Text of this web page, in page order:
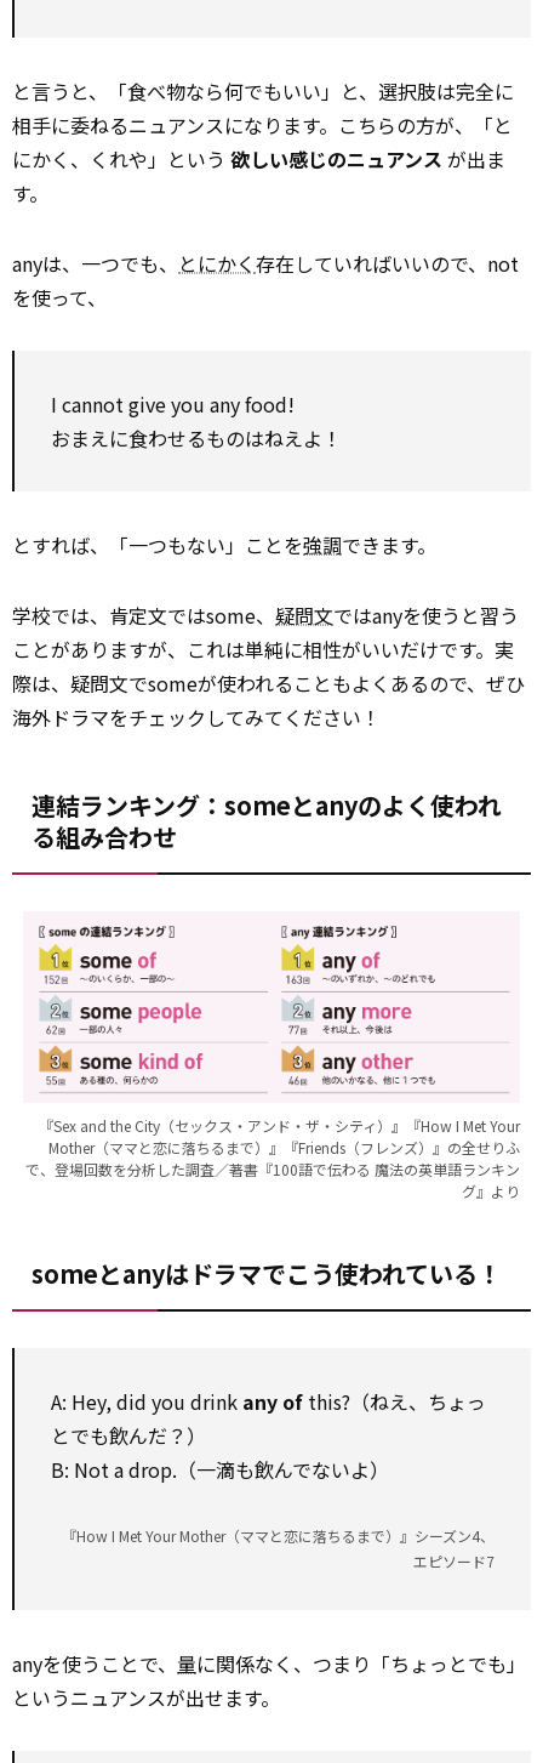
と言うと、「食べ物なら何でもいい」と、選択肢は完全に
相手に委ねるニュアンスになります。こちらの方が、「と
にかく、くれや」という 欲しい感じのニュアンス が出ま
す。
anyは、一つでも、 とにかく存在していればいいので、not
を使って、
I cannot give you any food!
おまえに食わせるものはねえよ！
とすれば、「一つもない」ことを強調できます。
学校では、肯定文ではsome、 疑問文ではanyを使うと習う
ことがありますが、これは単純に相性がいいだけです。実
際は、疑問文でsomeが使われることもよくあるので、ぜひ
海外ドラマをチェックしてみてください！
連結ランキング：someとanyのよく使われ
る組み合わせ
『Sex and the City（セックス・アンド・ザ・シティ）』『How I Met Your
Mother（ママと恋に落ちるまで）』『Friends（フレンズ）』の全せりふ
で、登場回数を分析した調査／著書『100語で伝わる 魔法の英単語ランキン
グ』より
someとanyはドラマでこう使われている！
A: Hey, did you drink any of this?（ねえ、ちょっ
とでも飲んだ？）
B: Not a drop.（一滴も飲んでないよ）
『How I Met Your Mother（ママと恋に落ちるまで）』シーズン4、
エピソード7
anyを使うことで、 量に関係なく、つまり「ちょっとでも」
というニュアンスが出せます。